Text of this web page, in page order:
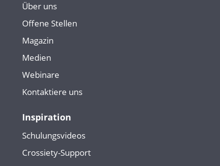
Über uns
Offene Stellen
Magazin
Medien
Webinare
Kontaktiere uns
Inspiration
Schulungsvideos
Crossiety-Support